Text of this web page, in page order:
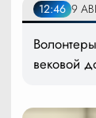
12:46 9
вековой